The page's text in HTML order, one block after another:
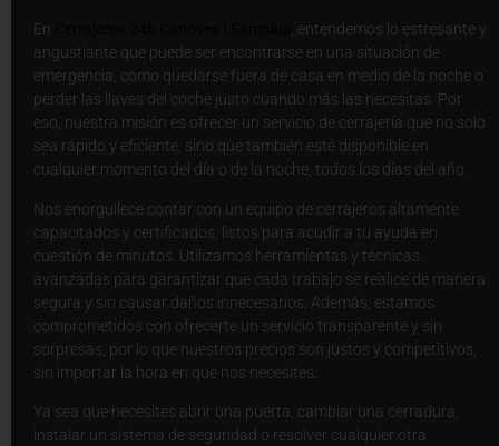
En
, entendemos lo estresante y
angustiante que puede ser encontrarse en una situación de
emergencia, como quedarse fuera de casa en medio de la noche o
perder las llaves del coche justo cuando más las necesitas. Por
eso, nuestra misión es ofrecer un servicio de cerrajería que no solo
sea rápido y eficiente, sino que también esté disponible en
cualquier momento del día o de la noche, todos los días del año.
Nos enorgullece contar con un equipo de cerrajeros altamente
capacitados y certificados, listos para acudir a tu ayuda en
cuestión de minutos. Utilizamos herramientas y técnicas
avanzadas para garantizar que cada trabajo se realice de manera
segura y sin causar daños innecesarios. Además, estamos
comprometidos con ofrecerte un servicio transparente y sin
sorpresas, por lo que nuestros precios son justos y competitivos,
sin importar la hora en que nos necesites.
Ya sea que necesites abrir una puerta, cambiar una cerradura,
instalar un sistema de seguridad o resolver cualquier otra